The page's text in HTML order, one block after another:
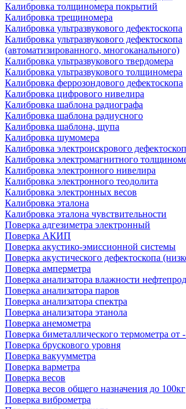
Калибровка толщиномера покрытий
Калибровка трещиномера
Калибровка ультразвукового дефектоскопа
Калибровка ультразвукового дефектоскопа
(автоматизированного, многоканального)
Калибровка ультразвукового твердомера
Калибровка ультразвукового толщиномера
Калибровка феррозондового дефектоскопа
Калибровка цифрового нивелира
Калибровка шаблона радиографа
Калибровка шаблона радиусного
Калибровка шаблона, щупа
Калибровка шумомера
Калибровка электроискрового
Калибровка электромагнитного
Калибровка электронного нивелира
Калибровка электронного теодолита
Калибровка электронных весов
Калибровка эталона
Калибровка эталона чувствительности
Поверка адгезиметра электронный
Поверка АКИП
Поверка акустико-эмиссионной системы
Поверка акустического дефектоскопа
Поверка амперметра
Поверка анализатора влажности
Поверка анализатора паров
Поверка анализатора спектра
Поверка анализатора этанола
Поверка анемометра
Поверка биметаллического термометра от
Поверка брускового уровня
Поверка вакуумметра
Поверка варметра
Поверка весов
Поверка весов общего назначения до 100кг
Поверка виброметра